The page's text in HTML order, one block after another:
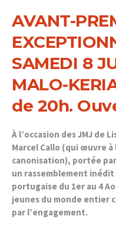
AVANT-
SAMEDI 8
MALO-
de 20h.
À l’occasion des JMJ de
Marcel Callo (qui œuvre
canonisation), portée
un rassemblement
portugaise du 1er au 4
jeunes du monde entier
par l’engagement.